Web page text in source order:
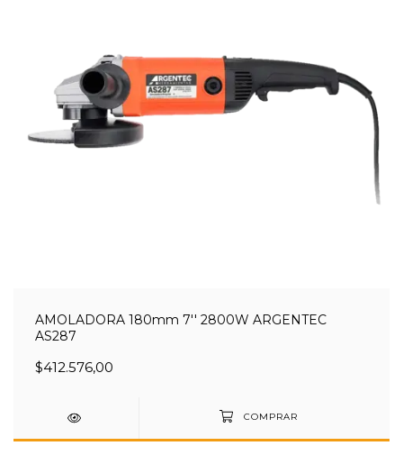
AMOLADORA 180mm 7'' 2800W ARGENTEC
AS287
$412.576,00